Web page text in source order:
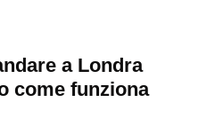
a Londra
come funziona